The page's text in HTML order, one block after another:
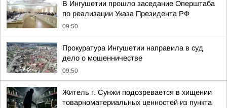
В Ингушетии прошло заседание Оперштаба
по реализации Указа Президента РФ
09:50
Прокуратура Ингушетии направила в суд
дело о мошенничестве
09:50
Житель г. Сунжи подозревается в хищении
товарноматериальных ценностей из пункта